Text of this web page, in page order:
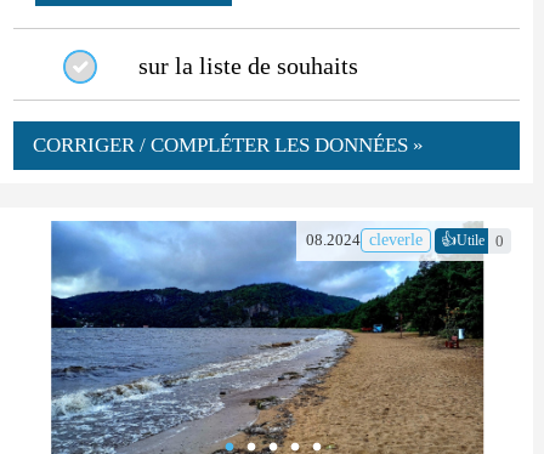
sur la liste de souhaits
CORRIGER / COMPLÉTER LES DONNÉES »
08.2024 cleverle 👍Utile 0